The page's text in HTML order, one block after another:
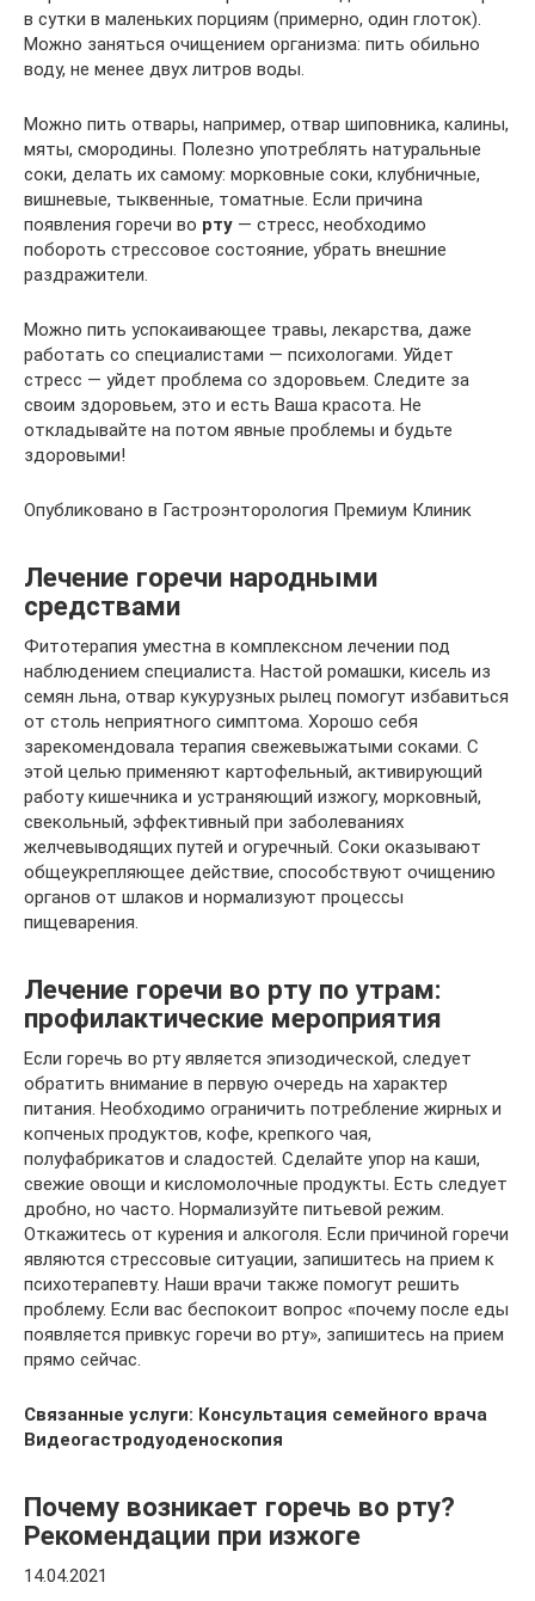
в сутки в маленьких порциям (примерно, один глоток).
Можно заняться очищением организма: пить обильно
воду, не менее двух литров воды.
Можно пить отвары, например, отвар шиповника, калины,
мяты, смородины. Полезно употреблять натуральные
соки, делать их самому: морковные соки, клубничные,
вишневые, тыквенные, томатные. Если причина
появления горечи во рту — стресс, необходимо
побороть стрессовое состояние, убрать внешние
раздражители.
Можно пить успокаивающее травы, лекарства, даже
работать со специалистами — психологами. Уйдет
стресс — уйдет проблема со здоровьем. Следите за
своим здоровьем, это и есть Ваша красота. Не
откладывайте на потом явные проблемы и будьте
здоровыми!
Опубликовано в Гастроэнторология Премиум Клиник
Лечение горечи народными
средствами
Фитотерапия уместна в комплексном лечении под
наблюдением специалиста. Настой ромашки, кисель из
семян льна, отвар кукурузных рылец помогут избавиться
от столь неприятного симптома. Хорошо себя
зарекомендовала терапия свежевыжатыми соками. С
этой целью применяют картофельный, активирующий
работу кишечника и устраняющий изжогу, морковный,
свекольный, эффективный при заболеваниях
желчевыводящих путей и огуречный. Соки оказывают
общеукрепляющее действие, способствуют очищению
органов от шлаков и нормализуют процессы
пищеварения.
Лечение горечи во рту по утрам:
профилактические мероприятия
Если горечь во рту является эпизодической, следует
обратить внимание в первую очередь на характер
питания. Необходимо ограничить потребление жирных и
копченых продуктов, кофе, крепкого чая,
полуфабрикатов и сладостей. Сделайте упор на каши,
свежие овощи и кисломолочные продукты. Есть следует
дробно, но часто. Нормализуйте питьевой режим.
Откажитесь от курения и алкоголя. Если причиной горечи
являются стрессовые ситуации, запишитесь на прием к
психотерапевту. Наши врачи также помогут решить
проблему. Если вас беспокоит вопрос «почему после еды
появляется привкус горечи во рту», запишитесь на прием
прямо сейчас.
Связанные услуги: Консультация семейного врача
Видеогастродуоденоскопия
Почему возникает горечь во рту?
Рекомендации при изжоге
14.04.2021